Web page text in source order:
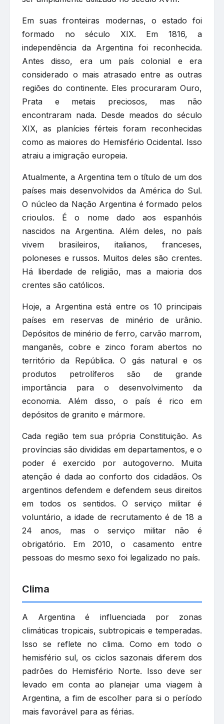
Em suas fronteiras modernas, o estado foi
formado no século XIX. Em 1816, a
independência da Argentina foi reconhecida.
Antes disso, era um país colonial e era
considerado o mais atrasado entre as outras
regiões do continente. Eles procuraram Ouro,
Prata e metais preciosos, mas não
encontraram nada. Desde meados do século
XIX, as planícies férteis foram reconhecidas
como as maiores do Hemisfério Ocidental. Isso
atraiu a imigração europeia.
Atualmente, a Argentina tem o título de um dos
países mais desenvolvidos da América do Sul.
O núcleo da Nação Argentina é formado pelos
crioulos. É o nome dado aos espanhóis
nascidos na Argentina. Além deles, no país
vivem brasileiros, italianos, franceses,
poloneses e russos. Muitos deles são crentes.
Há liberdade de religião, mas a maioria dos
crentes são católicos.
Hoje, a Argentina está entre os 10 principais
países em reservas de minério de urânio.
Depósitos de minério de ferro, carvão marrom,
manganês, cobre e zinco foram abertos no
território da República. O gás natural e os
produtos petrolíferos são de grande
importância para o desenvolvimento da
economia. Além disso, o país é rico em
depósitos de granito e mármore.
Cada região tem sua própria Constituição. As
províncias são divididas em departamentos, e o
poder é exercido por autogoverno. Muita
atenção é dada ao conforto dos cidadãos. Os
argentinos defendem e defendem seus direitos
em todos os sentidos. O serviço militar é
voluntário, a idade de recrutamento é de 18 a
24 anos, mas o serviço militar não é
obrigatório. Em 2010, o casamento entre
pessoas do mesmo sexo foi legalizado no país.
Clima
A Argentina é influenciada por zonas
climáticas tropicais, subtropicais e temperadas.
Isso se reflete no clima. Como em todo o
hemisfério sul, os ciclos sazonais diferem dos
padrões do Hemisfério Norte. Isso deve ser
levado em conta ao planejar uma viagem à
Argentina, a fim de escolher para si o período
mais favorável para as férias.